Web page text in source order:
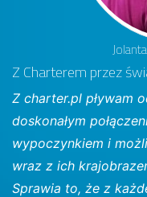
Z Charterem przez
Z charter.pl pływam
doskonałym
wypoczynkiem i
wraz z ich
Sprawia to, że z